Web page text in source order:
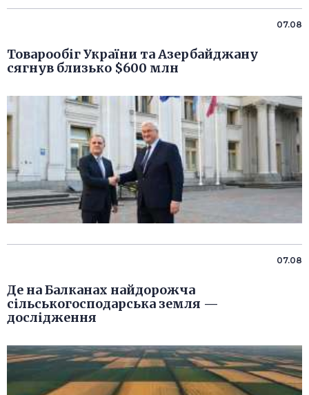
07.08
Товарообіг України та Азербайджану
сягнув близько $600 млн
07.08
Де на Балканах найдорожча
сільськогосподарська земля —
дослідження